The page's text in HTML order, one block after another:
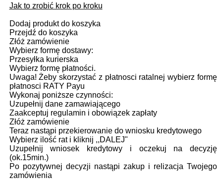
Jak to zrobić krok po kroku
Dodaj produkt do koszyka
Przejdź do koszyka
Złóż zamówienie
Wybierz formę dostawy:
Przesyłka kurierska
Wybierz formę płatności.
Uwaga! Żeby skorzystać z płatnosci ratalnej wybierz formę
płatnosci RATY Payu
Wykonaj poniższe czynności:
Uzupełnij dane zamawiającego
Zaakceptuj regulamin i obowiązek zapłaty
Złóż zamówienie
Teraz nastąpi przekierowanie do wniosku kredytowego
Wybierz ilość rat i kliknij ,,DALEJ"
Uzupełnij wniosek kredytowy i oczekuj na decyzję
(ok.15min.)
Po pozytywnej decyzji nastąpi zakup i relizacja Twojego
zamówienia